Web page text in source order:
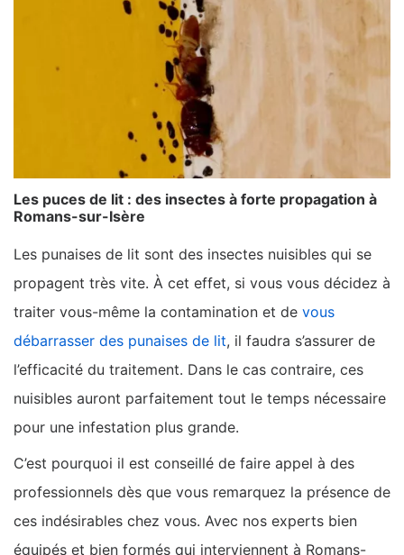
Les puces de lit : des insectes à forte propagation à
Romans-sur-Isère
Les punaises de lit sont des insectes nuisibles qui se
propagent très vite. À cet effet, si vous vous décidez à
traiter vous-même la contamination et de vous
débarrasser des punaises de lit, il faudra s’assurer de
l’efficacité du traitement. Dans le cas contraire, ces
nuisibles auront parfaitement tout le temps nécessaire
pour une infestation plus grande.
C’est pourquoi il est conseillé de faire appel à des
professionnels dès que vous remarquez la présence de
ces indésirables chez vous. Avec nos experts bien
équipés et bien formés qui interviennent à Romans-